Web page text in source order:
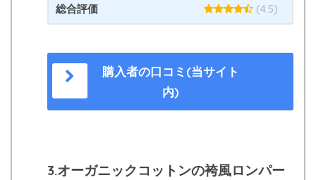
総合評価 (4.5)
購入者の口コミ(当サイト
内)
3.オーガニックコットンの袴風ロンパー